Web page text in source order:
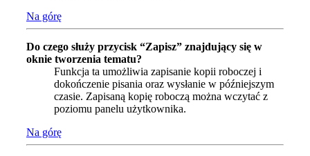
Na górę
Do czego służy przycisk “Zapisz” znajdujący się w
oknie tworzenia tematu?
Funkcja ta umożliwia zapisanie kopii roboczej i
dokończenie pisania oraz wysłanie w późniejszym
czasie. Zapisaną kopię roboczą można wczytać z
poziomu panelu użytkownika.
Na górę